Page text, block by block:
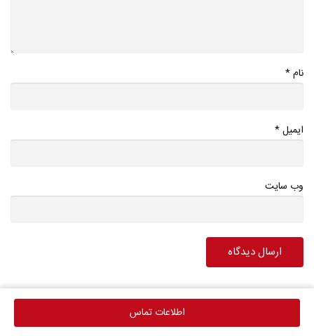
نام*
ایمیل*
وب سایت
اطلاعات تماس
اطلاعات تماس